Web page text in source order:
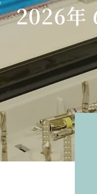
科
Dentistry
2026年